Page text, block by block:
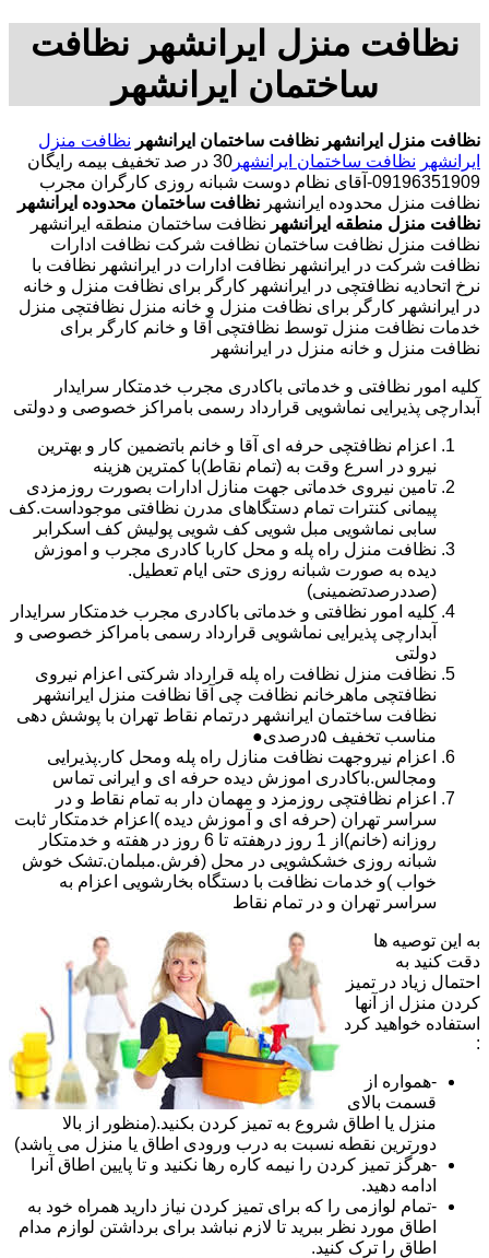
نظافت منزل ایرانشهر نظافت
ساختمان ایرانشهر
نظافت منزل ایرانشهر نظافت ساختمان ایرانشهر نظافت منزل
ایرانشهر نظافت ساختمان ایرانشهر
30 در صد تخفیف بیمه رایگان
09196351909-آقای نظام دوست شبانه روزی کارگران مجرب
نظافت منزل محدوده ایرانشهر نظافت ساختمان محدوده ایرانشهر
نظافت منزل منطقه ایرانشهر نظافت ساختمان منطقه ایرانشهر
نظافت منزل نظافت ساختمان نظافت شرکت نظافت ادارات
نظافت شرکت در ایرانشهر نظافت ادارات در ایرانشهر نظافت با
نرخ اتحادیه نظافتچی در ایرانشهر کارگر برای نظافت منزل و خانه
در ایرانشهر کارگر برای نظافت منزل و خانه منزل نظافتچی منزل
خدمات نظافت منزل توسط نظافتچی آقا و خانم کارگر برای
نظافت منزل و خانه منزل در ایرانشهر
کلیه امور نظافتی و خدماتی باکادری مجرب خدمتکار سرایدار
آبدارچی پذیرایی نماشویی قرارداد رسمی بامراکز خصوصی و دولتی
اعزام نظافتچی حرفه ای آقا و خانم باتضمین کار و بهترین
نیرو در اسرع وقت به (تمام نقاط)با کمترین هزینه
تامین نیروی خدماتی جهت منازل ادارات بصورت روزمزدی
پیمانی کنترات تمام دستگاهای مدرن نظافتی موجوداست.کف
سابی نماشویی مبل شویی کف شویی پولیش کف اسکرابر
نظافت منزل راه پله و محل کاربا کادری مجرب و اموزش
دیده به صورت شبانه روزی حتی ایام تعطیل.
(صددرصدتضمینی)
کلیه امور نظافتی و خدماتی باکادری مجرب خدمتکار سرایدار
آبدارچی پذیرایی نماشویی قرارداد رسمی بامراکز خصوصی و
دولتی
نظافت منزل نظافت راه پله قرارداد شرکتی اعزام نیروی
نظافتچی ماهرخانم نظافت چی آقا نظافت منزل ایرانشهر
نظافت ساختمان ایرانشهر درتمام نقاط تهران با پوشش دهی
مناسب تخفیف ۵درصدی●
اعزام نیروجهت نظافت منازل راه پله ومحل کار.پذیرایی
ومجالس.باکادری اموزش دیده حرفه ای و ایرانی تماس
اعزام نظافتچی روزمزد و مهمان دار به تمام نقاط و در
سراسر تهران (حرفه ای و آموزش دیده )اعزام خدمتکار ثابت
روزانه (خانم)از 1 روز درهفته تا 6 روز در هفته و خدمتکار
شبانه روزی خشکشویی در محل (فرش.مبلمان.تشک خوش
خواب )و خدمات نظافت با دستگاه بخارشویی اعزام به
سراسر تهران و در تمام نقاط
به این توصیه ها
دقت کنید به
احتمال زیاد در تمیز
کردن منزل از آنها
استفاده خواهید کرد
:
-همواره از
قسمت بالای
منزل یا اطاق شروع به تمیز کردن بکنید.(منظور از بالا
دورترین نقطه نسبت به درب ورودی اطاق یا منزل می باشد)
-هرگز تمیز کردن را نیمه کاره رها نکنید و تا پایین اطاق آنرا
ادامه دهید.
-تمام لوازمی را که برای تمیز کردن نیاز دارید همراه خود به
اطاق مورد نظر ببرید تا لازم نباشد برای برداشتن لوازم مدام
اطاق را ترک کنید.